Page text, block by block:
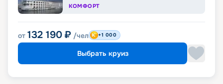
КОМФОРТ
от 132 190 ₽ /чел +1 000
Выбрать круиз